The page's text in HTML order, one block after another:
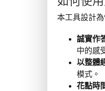
本工具設計
誠實作
中的感
以整體
模式。
花點時